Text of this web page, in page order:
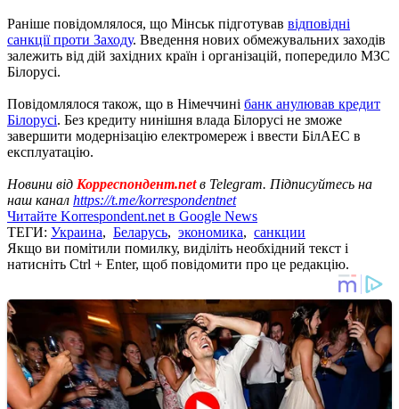
Раніше повідомлялося, що Мінськ підготував відповідні
санкції проти Заходу. Введення нових обмежувальних заходів
залежить від дій західних країн і організацій, попередило МЗС
Білорусі.
Повідомлялося також, що в Німеччині банк анулював кредит
Білорусі. Без кредиту нинішня влада Білорусі не зможе
завершити модернізацію електромереж і ввести БілАЕС в
експлуатацію.
Новини від Корреспондент.netв Telegram. Підписуйтесь на
наш канал https://t.me/korrespondentnet
Читайте Korrespondent.net в Google News
ТЕГИ: Украина, Беларусь, экономика, санкции
Якщо ви помітили помилку, виділіть необхідний текст і
натисніть Ctrl + Enter, щоб повідомити про це редакцію.